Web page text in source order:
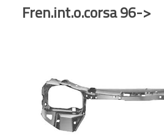
Fren.int.o.corsa 96->